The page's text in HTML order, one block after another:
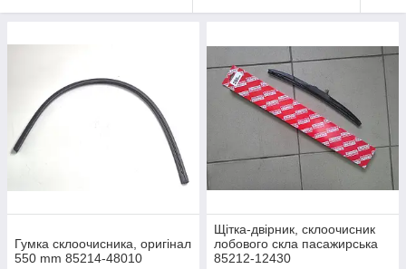
Гумка склоочисника, оригінал
550 mm 85214-48010
Щітка-двірник, склоочисник
лобового скла пасажирська
85212-12430